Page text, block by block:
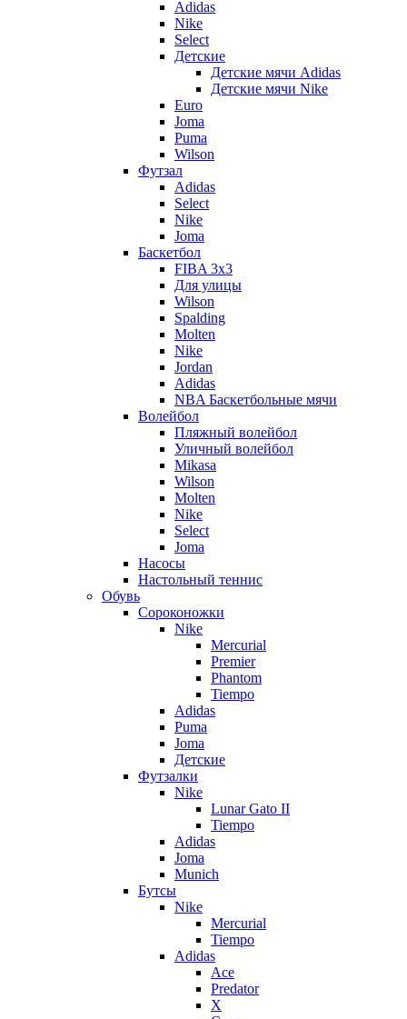
Adidas
Nike
Select
Детские
Детские мячи Adidas
Детские мячи Nike
Euro
Joma
Puma
Wilson
Футзал
Adidas
Select
Nike
Joma
Баскетбол
FIBA 3x3
Для улицы
Wilson
Spalding
Molten
Nike
Jordan
Adidas
NBA Баскетбольные мячи
Волейбол
Пляжный волейбол
Уличный волейбол
Mikasa
Wilson
Molten
Nike
Select
Joma
Насосы
Настольный теннис
Обувь
Сороконожки
Nike
Mercurial
Premier
Phantom
Tiempo
Adidas
Puma
Joma
Детские
Футзалки
Nike
Lunar Gato II
Tiempo
Adidas
Joma
Munich
Бутсы
Nike
Mercurial
Tiempo
Adidas
Ace
Predator
X